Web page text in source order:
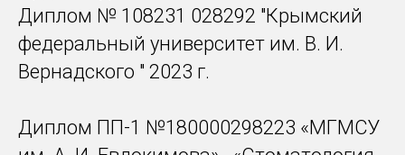
Диплом № 108231 028292 "Крымский
федеральный университет им. В. И.
Вернадского " 2023 г.
Диплом ПП-1 №180000298223 «МГМСУ